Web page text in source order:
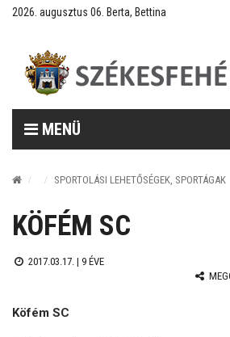
2026. augusztus 06. Berta, Bettina
MENÜ
SPORTOLÁSI LEHETŐSÉGEK, SPORTÁGAK
KÖFÉM SC
2017.03.17. | 9 ÉVE
Köfém SC